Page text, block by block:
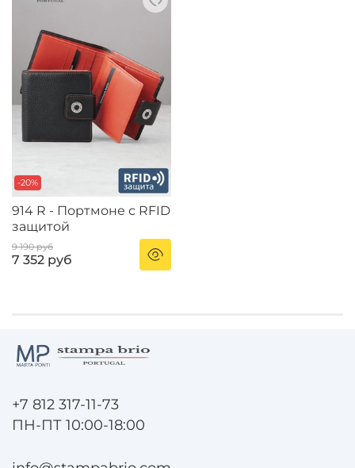
-20%
914 R - Портмоне с RFID
защитой
9 190 руб
7 352 руб
+7 812 317-11-73
ПН-ПТ 10:00-18:00